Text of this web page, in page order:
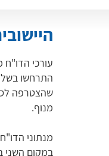
מנוף.
מנתוני